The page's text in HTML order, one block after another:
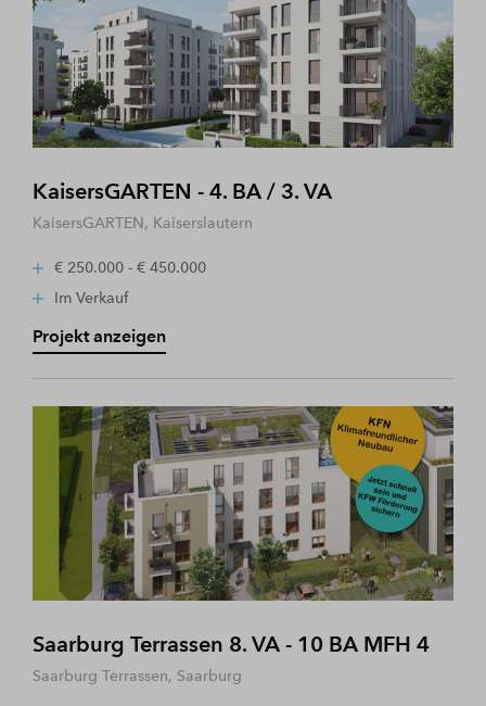
KaisersGARTEN - 4. BA / 3. VA
KaisersGARTEN, Kaiserslautern
€ 250.000 - € 450.000
Im Verkauf
Projekt anzeigen
Saarburg Terrassen 8. VA - 10 BA MFH 4
Saarburg Terrassen, Saarburg